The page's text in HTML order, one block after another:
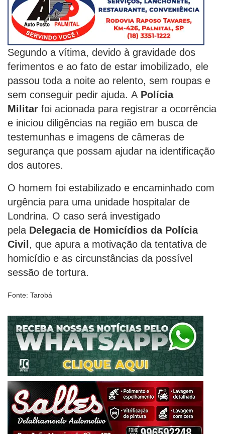
Segundo a vítima, devido à gravidade dos
ferimentos e ao fato de estar imobilizado, ele
passou toda a noite ao relento, sem roupas e
sem conseguir pedir ajuda. A Polícia
Militar foi acionada para registrar a ocorrência
e iniciou diligências na região em busca de
testemunhas e imagens de câmeras de
segurança que possam ajudar na identificação
dos autores.
O homem foi estabilizado e encaminhado com
urgência para uma unidade hospitalar de
Londrina. O caso será investigado
pela Delegacia de Homicídios da Polícia
Civil , que apura a motivação da tentativa de
homicídio e as circunstâncias da possível
sessão de tortura.
Fonte: Tarobá